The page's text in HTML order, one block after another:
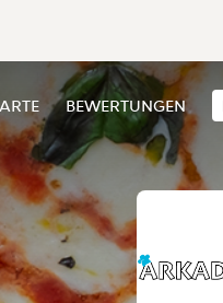
BEWERTUNGEN